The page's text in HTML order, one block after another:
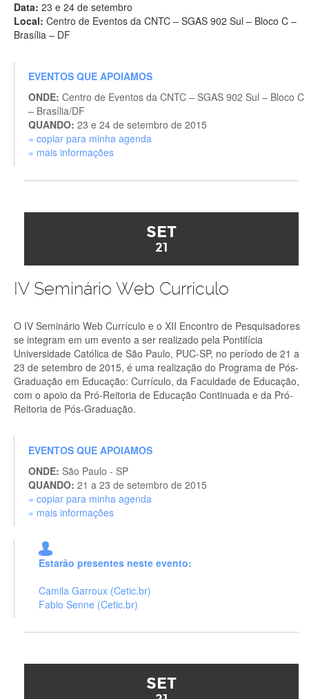
Data: 23 e 24 de setembro
Local: Centro de Eventos da CNTC – SGAS 902 Sul – Bloco C –
Brasília – DF
EVENTOS QUE APOIAMOS
ONDE: Centro de Eventos da CNTC – SGAS 902 Sul – Bloco C
– Brasília/DF
QUANDO: 23 e 24 de setembro de 2015
» copiar para minha agenda
» mais informações
SET
21
IV Seminário Web Currículo
O IV Seminário Web Currículo e o XII Encontro de Pesquisadores
se integram em um evento a ser realizado pela Pontifícia
Universidade Católica de São Paulo, PUC-SP, no período de 21 a
23 de setembro de 2015, é uma realização do Programa de Pós-
Graduação em Educação: Currículo, da Faculdade de Educação,
com o apoio da Pró-Reitoria de Educação Continuada e da Pró-
Reitoria de Pós-Graduação.
EVENTOS QUE APOIAMOS
ONDE: São Paulo - SP
QUANDO: 21 a 23 de setembro de 2015
» copiar para minha agenda
» mais informações
Estarão presentes neste evento:
Camila Garroux (Cetic.br)
Fabio Senne (Cetic.br)
SET